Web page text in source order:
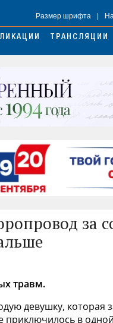
Размер шрифта
ТРАНСЛЯЦИИ
за
травм.
девушку, которая
в